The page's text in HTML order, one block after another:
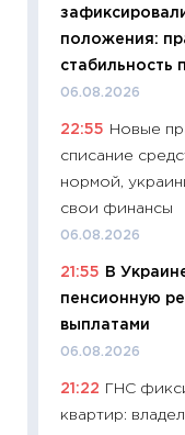
положения:
стабильность
06.08.2026
22:55
Новые
списание
нормой,
свои финансы
06.08.2026
21:55
В
пенсионную
выплатами
06.08.2026
21:22
ГНС
квартир: